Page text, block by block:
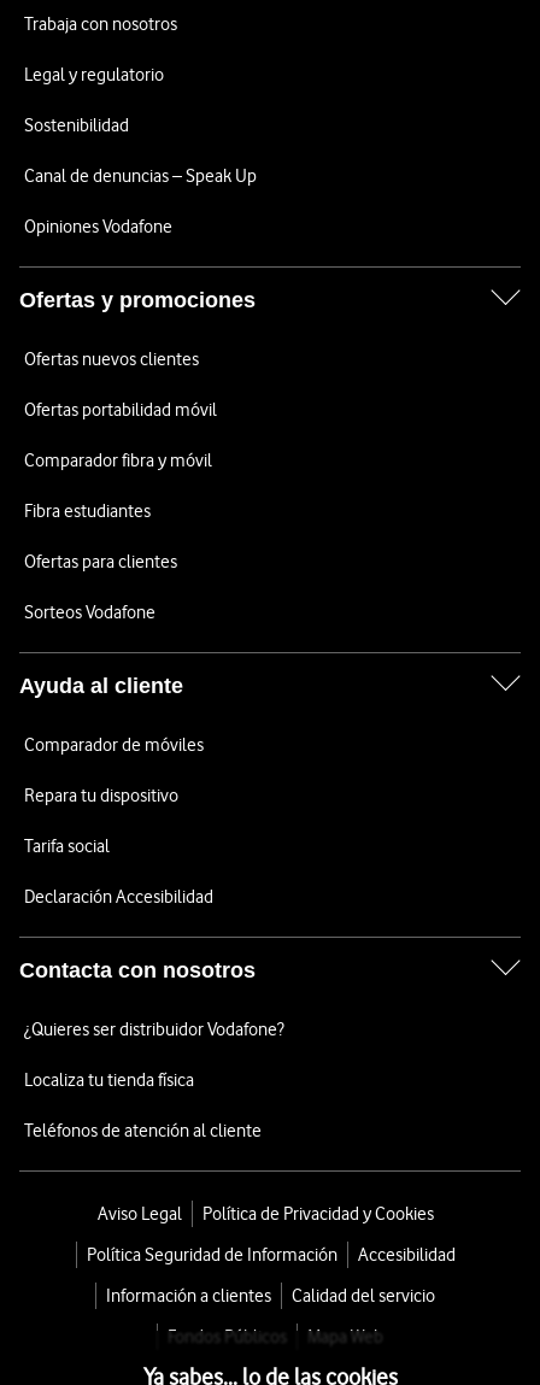
Trabaja con nosotros
Legal y regulatorio
Sostenibilidad
Canal de denuncias – Speak Up
Opiniones Vodafone
Ofertas y promociones
Ofertas nuevos clientes
Ofertas portabilidad móvil
Comparador fibra y móvil
Fibra estudiantes
Ofertas para clientes
Sorteos Vodafone
Ayuda al cliente
Comparador de móviles
Repara tu dispositivo
Tarifa social
Declaración Accesibilidad
Contacta con nosotros
¿Quieres ser distribuidor Vodafone?
Localiza tu tienda física
Teléfonos de atención al cliente
Aviso Legal
Política de Privacidad y Cookies
Política Seguridad de Información
Accesibilidad
Información a clientes
Calidad del servicio
Fondos Públicos
Mapa Web
Ya sabes... lo de las cookies